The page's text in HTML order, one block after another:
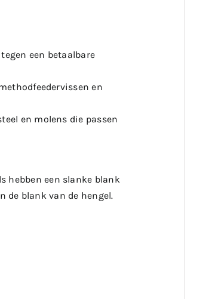
een betaalbare
en
en molens die passen
hebben een slanke blank
de blank van de hengel.